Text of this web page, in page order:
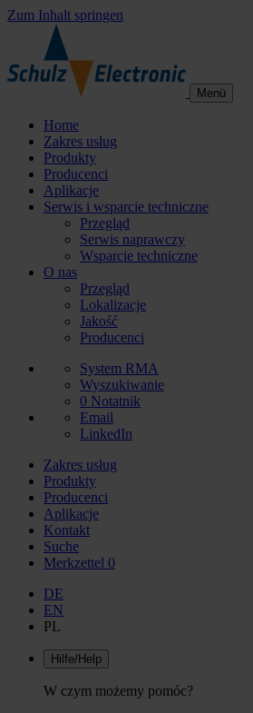
Zum Inhalt springen
Menü
Home
Zakres usług
Produkty
Producenci
Aplikacje
Serwis i wsparcie techniczne
Przegląd
Serwis naprawczy
Wsparcie techniczne
O nas
Przegląd
Lokalizacje
Jakość
Producenci
System RMA
Wyszukiwanie
0 Notatnik
Email
LinkedIn
Zakres usług
Produkty
Producenci
Aplikacje
Kontakt
Suche
Merkzettel 0
DE
EN
PL
Hilfe/Help
W czym możemy pomóc?